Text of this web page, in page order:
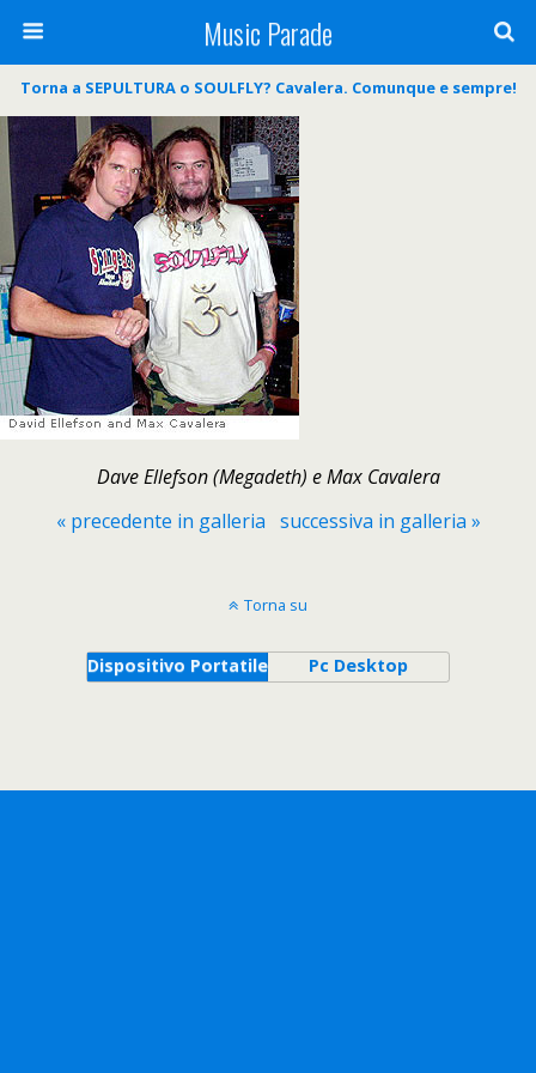
Music Parade
Torna a SEPULTURA o SOULFLY? Cavalera. Comunque e sempre!
Dave Ellefson (Megadeth) e Max Cavalera
« precedente in galleria successiva in galleria »
Torna su
Dispositivo Portatile Pc Desktop